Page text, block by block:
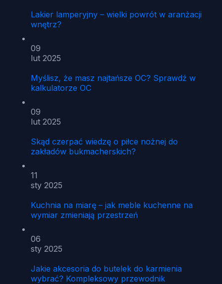
Lakier lamperyjny – wielki powrót w aranżacji
wnętrz?
09
lut 2025
Myślisz, że masz najtańsze OC? Sprawdź w
kalkulatorze OC
09
lut 2025
Skąd czerpać wiedzę o piłce nożnej do
zakładów bukmacherskich?
11
sty 2025
Kuchnia na miarę – jak meble kuchenne na
wymiar zmieniają przestrzeń
06
sty 2025
Jakie akcesoria do butelek do karmienia
wybrać? Kompleksowy przewodnik